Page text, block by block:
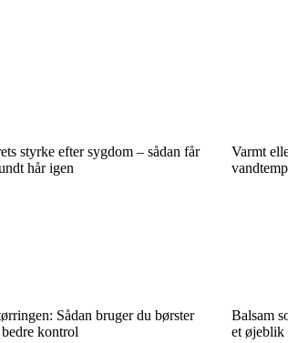
styrke efter sygdom – sådan får
hår igen
Varmt
Sådan bruger du børster
kontrol
Balsam
et øjeblik